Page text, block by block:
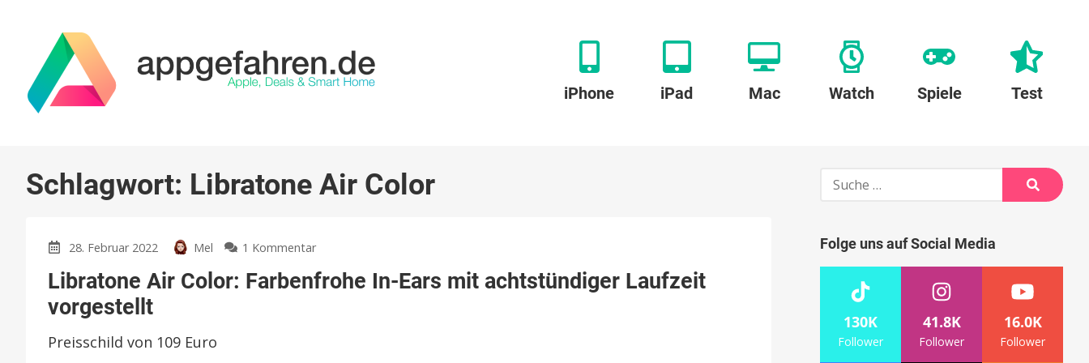
iPhone iPad Mac Watch Spiele Test
Schlagwort: Libratone Air Color
28. Februar 2022 Mel 1 Kommentarzu
Air
Libratone Air Color: Farbenfrohe In-Ears mit achtstündiger Laufzeit
vorgestellt
Preisschild von 109 Euro
Suche
Suche
Folge uns auf Social Media
130K
Follower
41.8K
Follower
16.0K
Follower